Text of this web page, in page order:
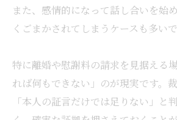
また、感情的になって話し合いを始
くごまかされてしまうケースも多いで
特に離婚や慰謝料の請求を見据える
れば何もできない」のが現実です。裁
「本人の証言だけでは足りない」と